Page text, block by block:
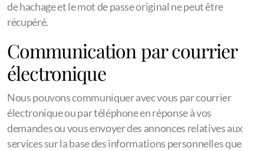
de hachage et le mot de passe original ne peut être
récupéré.
Communication par courrier
électronique
Nous pouvons communiquer avec vous par courrier
électronique ou par téléphone en réponse à vos
demandes ou vous envoyer des annonces relatives aux
services sur la base des informations personnelles que